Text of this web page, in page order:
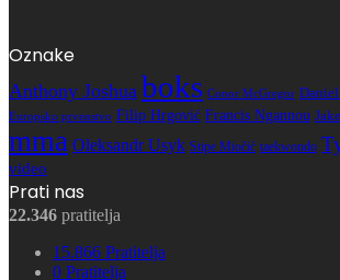
Oznake
Anthony Joshua boks Conor McGregor
Europsko prvenstvo Filip Hrgović Francis Ngannou
mma Oleksandr Usyk Stipe Miočić taekwondo
video
Prati nas
22.346 pratitelja
15.866 Pratitelja
0 Pratitelja